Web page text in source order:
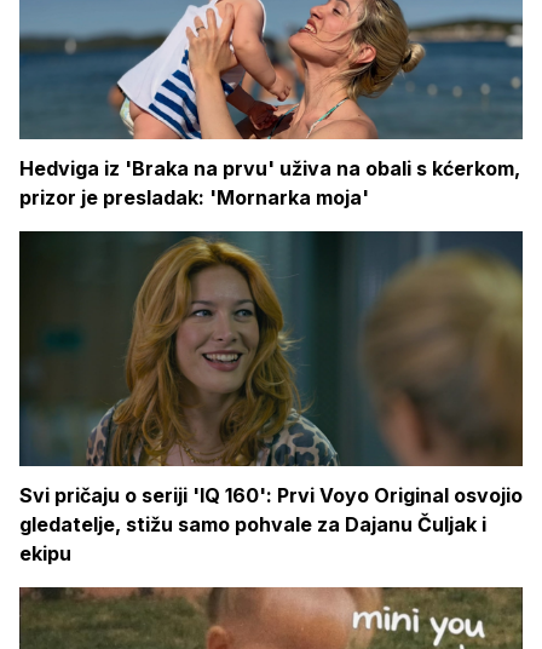
Hedviga iz 'Braka na prvu' uživa na obali s kćerkom,
prizor je presladak: 'Mornarka moja'
Svi pričaju o seriji 'IQ 160': Prvi Voyo Original osvojio
gledatelje, stižu samo pohvale za Dajanu Čuljak i
ekipu